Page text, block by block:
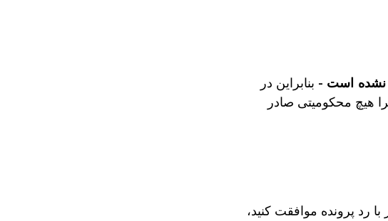
نشده است - بنابراین در
هیچ محکومیتی صادر
رد پرونده موافقت کنید،